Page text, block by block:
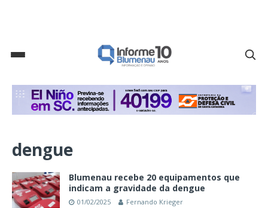
dengue
Blumenau recebe 20 equipamentos que
indicam a gravidade da dengue
01/02/2025 Fernando Krieger